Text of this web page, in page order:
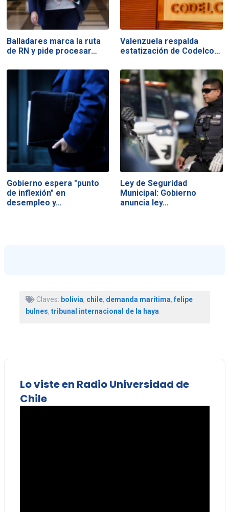
Balladares marca la ruta
de RN y pide procesar…
Valenzuela respalda
estatización de Codelco…
Gobierno espera "punto
de inflexión" en
desempleo y…
Ley de Seguridad
Municipal: Gobierno
anuncia ley…
Claves: bolivia, chile, demanda marítima,felipe
bulnes, tribunal internacional de la haya
Lo viste en Radio Universidad de
Chile